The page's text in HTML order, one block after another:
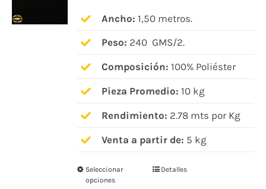
pueden
la
producto
Ancho: 1,50 metros.
Peso: 240 GMS/2.
Composición: 100% Poliéster
Pieza Promedio: 10 kg
Rendimiento: 2.78 mts por Kg
Venta a partir de: 5 kg
Seleccionar
opciones
EsteDetalles